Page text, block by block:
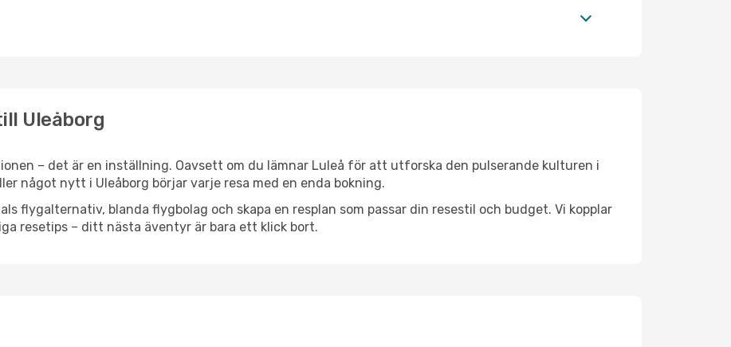
Uleåborg
– det är en inställning. Oavsett om du lämnar Luleå för att utforska den pulserande kulturen i
något nytt i Uleåborg börjar varje resa med en enda bokning.
flygalternativ, blanda flygbolag och skapa en resplan som passar din resestil och budget. Vi kopplar
resetips – ditt nästa äventyr är bara ett klick bort.